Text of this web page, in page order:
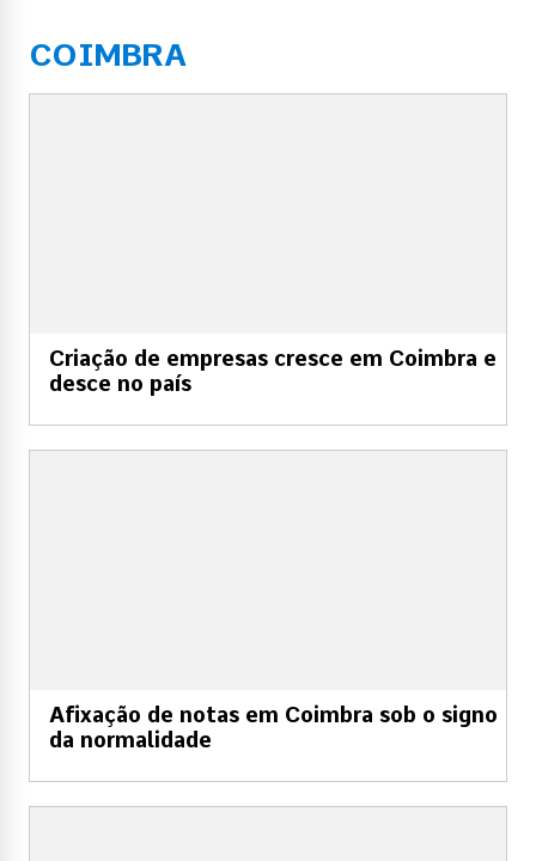
COIMBRA
Criação de empresas cresce em Coimbra e
desce no país
Afixação de notas em Coimbra sob o signo
da normalidade